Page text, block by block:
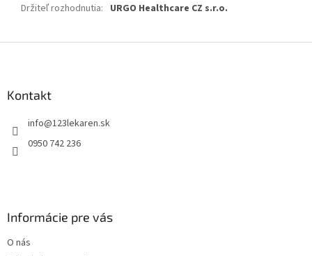
Držiteľ rozhodnutia: URGO Healthcare CZ s.r.o.
Kontakt
info@123lekaren.sk
0950 742 236
Informácie pre vás
O nás